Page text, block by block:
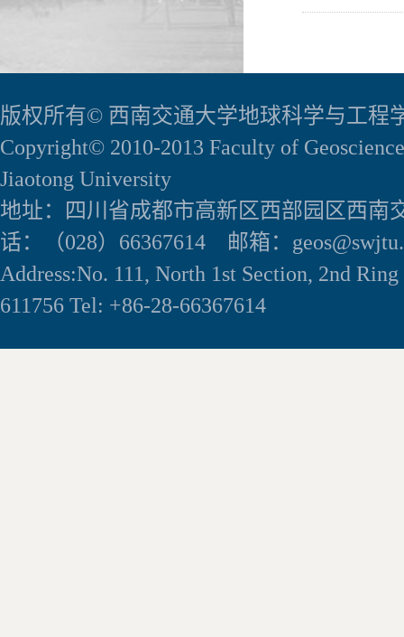
版权所有© 西南交通大学地球科学与工程
Copyright© 2010-2013 Faculty of
Jiaotong University
地址：四川省成都市高新区西部园区
话：（028）66367614 邮箱：
Address:No. 111, North 1st Section, 2nd
611756 Tel: +86-28-66367614